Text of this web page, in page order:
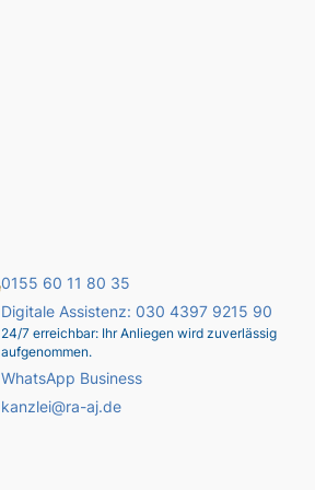
0155 60 11 80 35
Digitale Assistenz: 030 4397 9215 90
24/7 erreichbar: Ihr Anliegen wird zuverlässig
aufgenommen.
WhatsApp Business
kanzlei@ra-aj.de